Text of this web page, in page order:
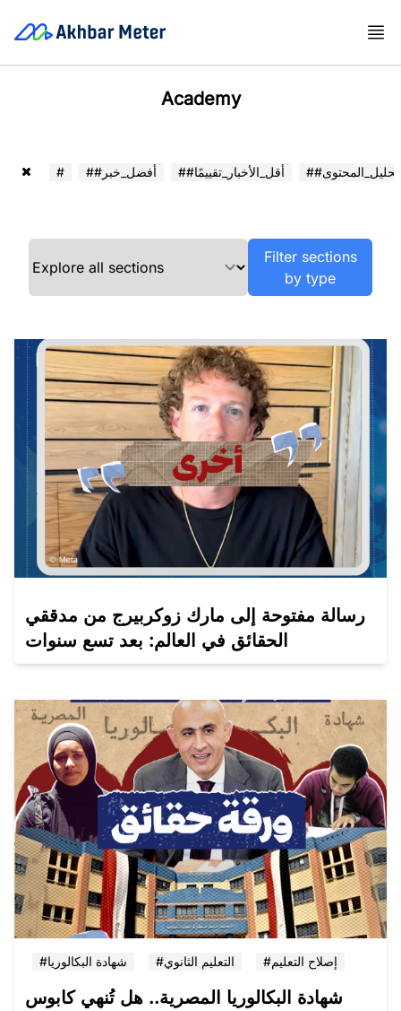
Academy
# ##أفضل_خبر ##أقل_الأخبار_تقييمًا ##تحليل_المحتوى
Filter sections
by type
رسالة مفتوحة إلى مارك زوكربيرج من مدققي
الحقائق في العالم: بعد تسع سنوات
#شهادة البكالوريا #التعليم الثانوي #إصلاح التعليم
شهادة البكالوريا المصرية.. هل تُنهي كابوس